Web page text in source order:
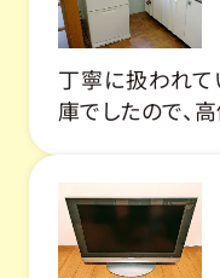
丁寧に扱われ
庫でしたので、